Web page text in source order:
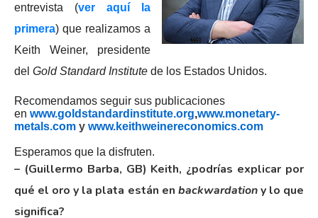
entrevista (ver aquí la
primera) que realizamos a
Keith Weiner, presidente
del Gold Standard Institute de los Estados Unidos.
Recomendamos seguir sus publicaciones
en www.goldstandardinstitute.org,www.monetary-
metals.com y www.keithweinereconomics.com
Esperamos que la disfruten.
– (Guillermo Barba, GB) Keith, ¿podrías explicar por
qué el oro y la plata están en backwardationy lo que
significa?